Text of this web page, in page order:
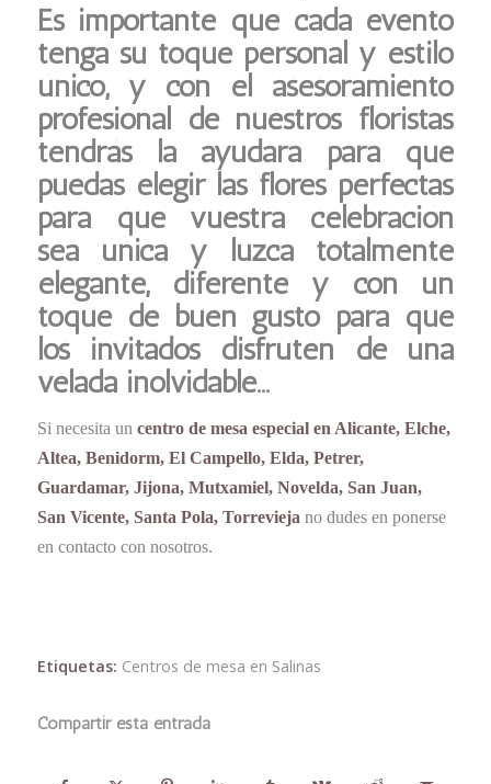
Es importante que cada evento
tenga su toque personal y estilo
único, y con el asesoramiento
profesional de nuestros floristas
tendrás la ayudara para que
puedas elegir las flores perfectas
para que vuestra celebración
sea única y luzca totalmente
elegante, diferente y con un
toque de buen gusto para que
los invitados disfruten de una
velada inolvidable…
Si necesita un centro de mesa especial en Alicante, Elche,
Altea, Benidorm, El Campello, Elda, Petrer,
Guardamar, Jijona, Mutxamiel, Novelda, San Juan,
San Vicente, Santa Pola, Torrevieja no dudes en ponerse
en contacto con nosotros.
Etiquetas: Centros de mesa en Salinas
Compartir esta entrada